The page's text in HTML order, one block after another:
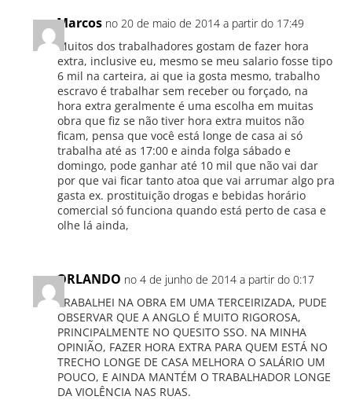
Marcos no 20 de maio de 2014 a partir do 17:49
Muitos dos trabalhadores gostam de fazer hora
extra, inclusive eu, mesmo se meu salario fosse tipo
6 mil na carteira, ai que ia gosta mesmo, trabalho
escravo é trabalhar sem receber ou forçado, na
hora extra geralmente é uma escolha em muitas
obra que fiz se não tiver hora extra muitos não
ficam, pensa que você está longe de casa ai só
trabalha até as 17:00 e ainda folga sábado e
domingo, pode ganhar até 10 mil que não vai dar
por que vai ficar tanto atoa que vai arrumar algo pra
gasta ex. prostituição drogas e bebidas horário
comercial só funciona quando está perto de casa e
olhe lá ainda,
ORLANDO no 4 de junho de 2014 a partir do 0:17
TRABALHEI NA OBRA EM UMA TERCEIRIZADA, PUDE
OBSERVAR QUE A ANGLO É MUITO RIGOROSA,
PRINCIPALMENTE NO QUESITO SSO. NA MINHA
OPINIÃO, FAZER HORA EXTRA PARA QUEM ESTÁ NO
TRECHO LONGE DE CASA MELHORA O SALÁRIO UM
POUCO, E AINDA MANTÉM O TRABALHADOR LONGE
DA VIOLÊNCIA NAS RUAS.